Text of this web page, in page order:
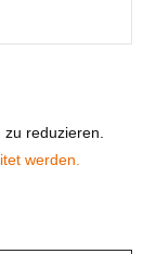
reduzieren.
werden.